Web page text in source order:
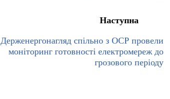
Наступна
Держенергонагляд спільно з ОСР провели
моніторинг готовності електромереж до
грозового періоду